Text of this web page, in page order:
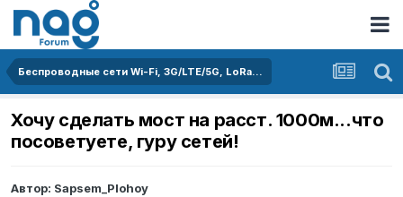
Беспроводные сети Wi-Fi, 3G/LTE/5G, LoRa...
Хочу сделать мост на расст. 1000м...что
посоветуете, гуру сетей!
Автор: Sapsem_Plohoy